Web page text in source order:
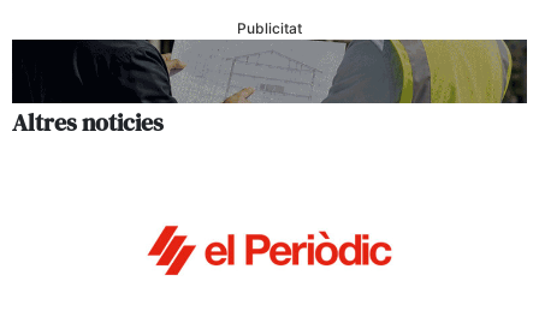
Publicitat
Altres noticies